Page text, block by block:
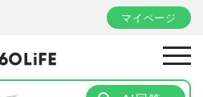
マイページ